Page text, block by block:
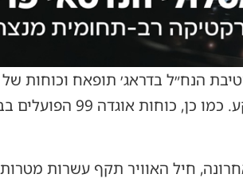
הנח״ל בדראג׳ תופאח וכוחות
מעל ומתחת
חיל האוויר תקף עשרות